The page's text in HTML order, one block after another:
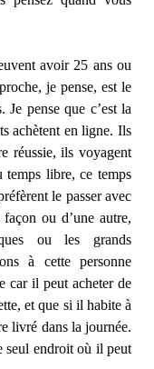
avoir 25 ans ou
je pense, est le
Je pense que c’est la
achètent en ligne. Ils
réussie, ils voyagent
temps libre, ce temps
le passer avec
ou d’une autre,
ou les grands
à cette personne
car il peut acheter de
et que si il habite à
livré dans la journée.
seul endroit où il peut